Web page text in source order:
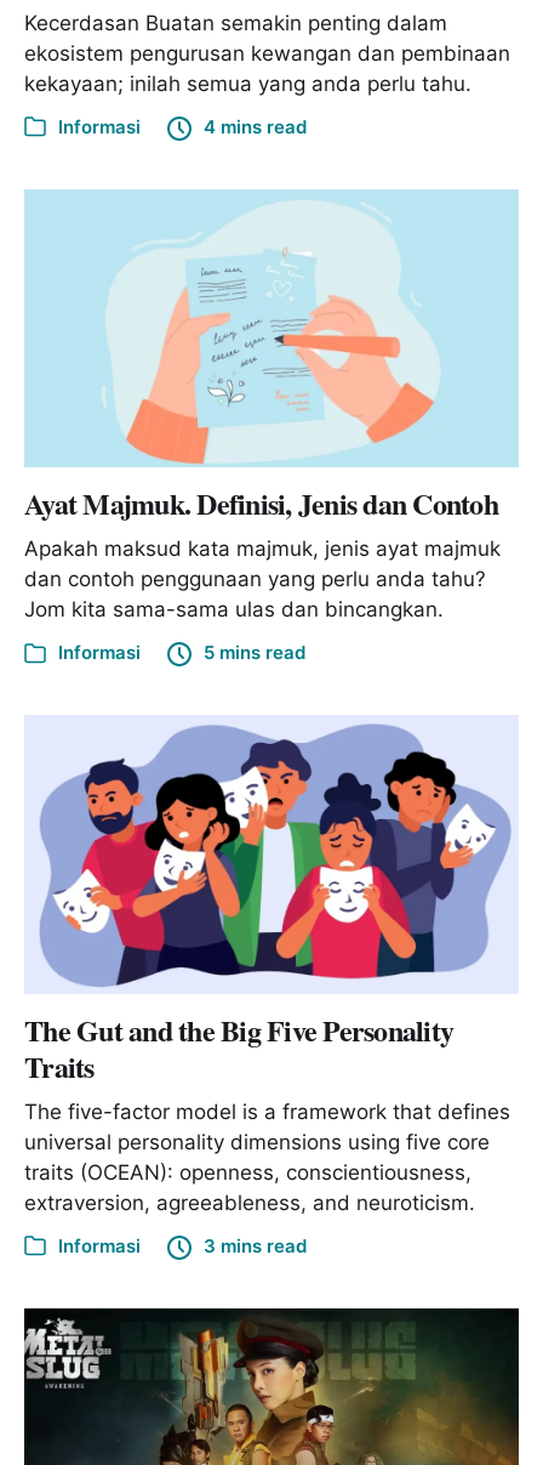
Kecerdasan Buatan semakin penting dalam
ekosistem pengurusan kewangan dan pembinaan
kekayaan; inilah semua yang anda perlu tahu.
Informasi 4 mins read
Ayat Majmuk. Definisi, Jenis dan Contoh
Apakah maksud kata majmuk, jenis ayat majmuk
dan contoh penggunaan yang perlu anda tahu?
Jom kita sama-sama ulas dan bincangkan.
Informasi 5 mins read
The Gut and the Big Five Personality
Traits
The five-factor model is a framework that defines
universal personality dimensions using five core
traits (OCEAN): openness, conscientiousness,
extraversion, agreeableness, and neuroticism.
Informasi 3 mins read